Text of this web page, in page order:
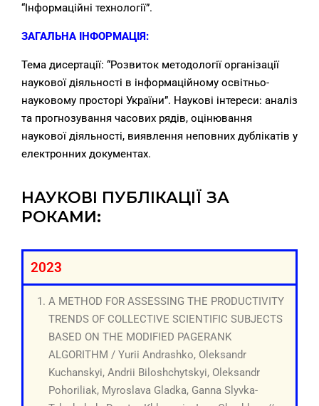
“Інформаційні технології”.
ЗАГАЛЬНА ІНФОРМАЦІЯ:
Тема дисертації: “Розвиток методології організації
наукової діяльності в інформаційному освітньо-
науковому просторі України”. Наукові інтереси: аналіз
та прогнозування часових рядів, оцінювання
наукової діяльності, виявлення неповних дублікатів у
електронних документах.
НАУКОВІ ПУБЛІКАЦІЇ ЗА
РОКАМИ:
2023
A METHOD FOR ASSESSING THE PRODUCTIVITY
TRENDS OF COLLECTIVE SCIENTIFIC SUBJECTS
BASED ON THE MODIFIED PAGERANK
ALGORITHM / Yurii Andrashko, Oleksandr
Kuchanskyi, Andrii Biloshchytskyi, Oleksandr
Pohoriliak, Myroslava Gladka, Ganna Slyvka-